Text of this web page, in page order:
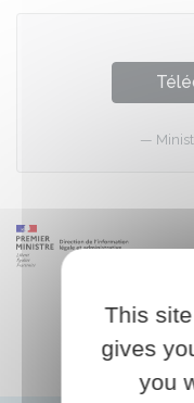
This
gives
you